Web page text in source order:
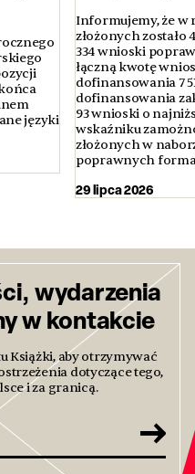
języki
Informujemy, że w
złożonych zostało
334 wnioski
łączną kwotę
dofinansowania 7
dofinansowania
93 wnioski o
wskaźniku
złożonych w
poprawnych
29 lipca 2026
wydarzenia
w kontakcie
Książki, aby otrzymywać
dotyczące tego,
i za granicą.